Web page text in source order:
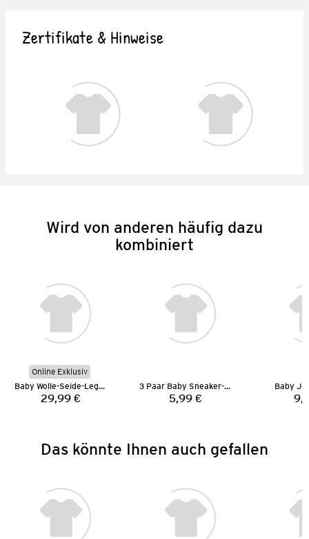
Zertifikate & Hinweise
Wird von anderen häufig dazu
kombiniert
Online Exklusiv
Baby Wolle-Seide-Leggings
Preis:
29,99 €
3 Paar Baby Sneaker-Socken
Preis:
5,99 €
Baby
Das könnte Ihnen auch gefallen